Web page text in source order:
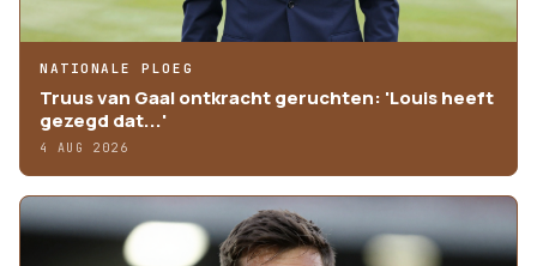
NATIONALE PLOEG
Truus van Gaal ontkracht geruchten: 'Louis heeft
gezegd dat...'
4 AUG 2026